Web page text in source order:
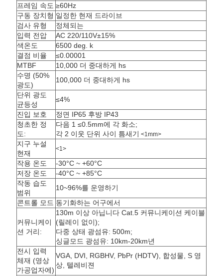
BAIDU
프레임 속도 ≥60Hz
구동 장치형 일정한 현재 드라이브
검사 유형
정체되는
입력 전압
AC 220/110V±15%
색온도
6500 deg. k
결점 비율
≤0.00001
MTBF
10,000 더 중대하게 hs
수명 (50%
광도)
100,000 더 중대하게 hs
단위 광도
균등성
≤4%
진입 보호
정면 IP65 후방 IP43
청초한 정
도:
다음 1 ≤0.5mm에 각 화소;
각 2 이웃 단위 사이 틈새기 <1mm>
지구 누설
현재
<1>
작용 온도
-30°C ~ +60°C
저장 온도
-40°C ~ +85°C
작동 습도
범위
10~96%를 운영하기
콘트롤 모드 동기화하는 어구에서
커뮤니케이
션 거리:
130m 이상 아닙니다 Cat.5 커뮤니케이션 케이블
(릴레이 없이);
다중 상태 광섬유: 500m;
싱글모드 광섬유: 10km-20km년
전시 입력
체재 (영상
가공업자에)
VGA, DVI, RGBHV, PbPr (HDTV), 합성물, S 영
상, 텔레비젼